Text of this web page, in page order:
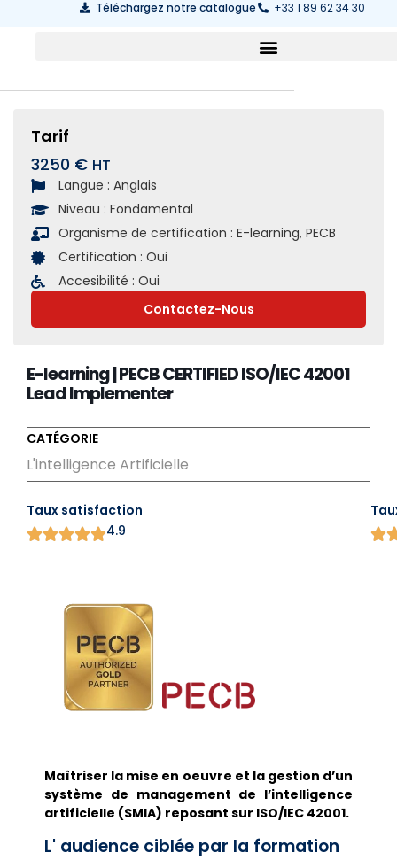
Téléchargez notre catalogue +33 1 89 62 34 30
E-learning | PECB CERTIFIED ISO/IEC 42001
Lead Implementer
CATÉGORIE
L'intelligence Artificielle
Taux satisfaction
4.9
Maîtriser la mise en oeuvre et la gestion d’un
système de management de l’intelligence
artificielle (SMIA) reposant sur ISO/IEC 42001.
L' audience ciblée par la formation
Tarif
3250 €
Langue : Anglais
Niveau : Fondamental
Organisme de certification : E-learning, PECB
Certification : Oui
Accesibilité : Oui
Contactez-Nous